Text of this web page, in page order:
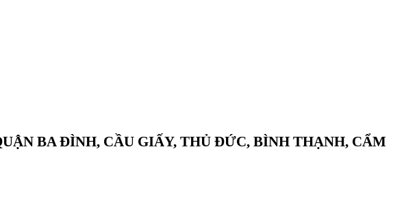
BA ĐÌNH, CẦU GIẤY, THỦ ĐỨC, BÌNH THẠNH, CẨM